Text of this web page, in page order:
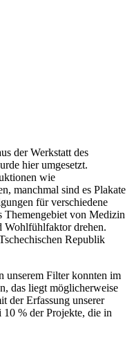
der Werkstatt des
hier umgesetzt.
wie
manchmal sind es Plakate
für verschiedene
Themengebiet von Medizin
Wohlfühlfaktor drehen.
Republik
unserem Filter konnten im
das liegt möglicherweise
der Erfassung unserer
10 % der Projekte, die in